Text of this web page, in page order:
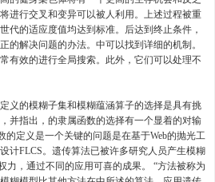
进行交叉和变异可以被人利用。上述过程被重
代的适应度值均达到标准。后达到终止条件，
的解决问题的办法。中可以找到详细的机制。
有效的进行全局搜索。此外，它们可以处理不
的模糊子集和模糊蕴涵算子的选择是具有挑
并指出，的隶属函数的选择有一个显着的对输
的定义是一个关键的问题是在基于Web的抛光工
计FLCS。遗传算法已被许多研究人员产生模糊
力，通过不同的应用可喜的成果。 “方法被称为